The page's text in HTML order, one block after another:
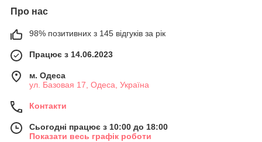
Про нас
98% позитивних з 145 відгуків за рік
Працює з 14.06.2023
м. Одеса
ул. Базовая 17, Одеса, Україна
Контакти
Сьогодні працює з 10:00 до 18:00
Показати весь графік роботи